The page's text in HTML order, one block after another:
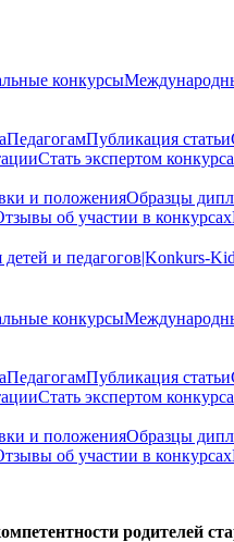
конкурсы
ПедагогамПубликация статьи
Стать экспертом конкурса
и положенияОбразцы
об участии в конкурсах
конкурсы
ПедагогамПубликация статьи
Стать экспертом конкурса
и положенияОбразцы
об участии в конкурсах
родителей